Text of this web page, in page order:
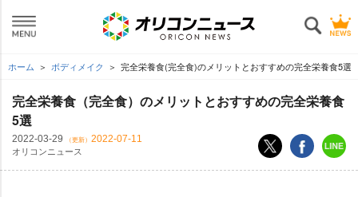
ホーム ボディメイク 完全栄養食(完全食)のメリットとおすすめの完全栄養食5選
完全栄養食（完全食）のメリットとおすすめの完全栄養食
5選
2022-03-29 （更新） 2022-07-11
オリコンニュース